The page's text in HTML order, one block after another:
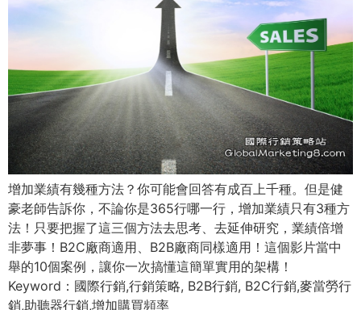
增加業績有幾種方法？你可能會回答有成百上千種。但是健
豪老師告訴你，不論你是365行哪一行，增加業績只有3種方
法！只要把握了這三個方法去思考、去延伸研究，業績倍增
非夢事！B2C廠商適用、B2B廠商同樣適用！這個影片當中
舉的10個案例，讓你一次搞懂這簡單實用的架構！
Keyword：國際行銷,行銷策略, B2B行銷, B2C行銷,麥當勞行
銷,助聽器行銷,增加購買頻率